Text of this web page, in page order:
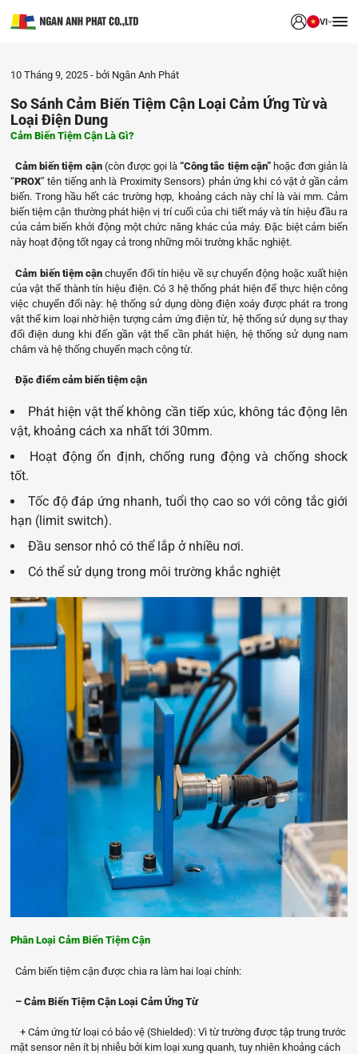
VI
10 Tháng 9, 2025 bởi Ngân Anh Phát
So Sánh Cảm Biến Tiệm Cận Loại Cảm Ứng Từ và
Loại Điện Dung
Cảm Biến Tiệm Cận Là Gì?
Cảm biến tiệm cận (còn được gọi là“Công tắc tiệm cận”hoặc đơn giản là
“PROX” tên tiếng anh là Proximity Sensors) phản ứng khi có vật ở gần cảm
biến. Trong hầu hết các trường hợp, khoảng cách này chỉ là vài mm. Cảm
biến tiệm cận thường phát hiện vị trí cuối của chi tiết máy và tín hiệu đầu ra
của cảm biến khởi động một chức năng khác của máy. Đặc biệt cảm biến
này hoạt động tốt ngay cả trong những môi trường khắc nghiệt.
Cảm biến tiệm cậnchuyển đổi tín hiệu về sự chuyển động hoặc xuất hiện
của vật thể thành tín hiệu điện. Có 3 hệ thống phát hiện để thực hiện công
việc chuyển đổi này: hệ thống sử dụng dòng điện xoáy được phát ra trong
vật thể kim loại nhờ hiện tượng cảm ứng điện từ, hệ thống sử dụng sự thay
đổi điện dung khi đến gần vật thể cần phát hiện, hệ thống sử dụng nam
châm và hệ thống chuyển mạch cộng từ.
Đặc điểm cảm biến tiệm cận
Phát hiện vật thể không cần tiếp xúc, không tác động lên
vật, khoảng cách xa nhất tới 30mm.
Hoạt động ổn định, chống rung động và chống shock
tốt.
Tốc độ đáp ứng nhanh, tuổi thọ cao so với công tắc giới
hạn (limit switch).
Đầu sensor nhỏ có thể lắp ở nhiều nơi.
Có thể sử dụng trong môi trường khắc nghiệt
Phân Loại Cảm Biến Tiệm Cận
Cảm biến tiệm cận được chia ra làm hai loại chính:
– Cảm Biến Tiệm Cận Loại Cảm Ứng Từ
+ Cảm ứng từ loại có bảo vệ (Shielded): Vì từ trường được tập trung trước
mặt sensor nên ít bị nhiễu bởi kim loại xung quanh, tuy nhiên khoảng cách